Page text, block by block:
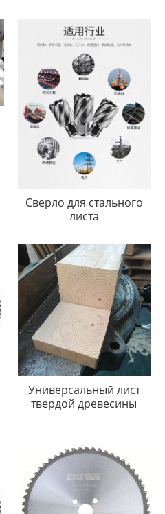
Сверло для стального
листа
Универсальный лист
твердой древесины